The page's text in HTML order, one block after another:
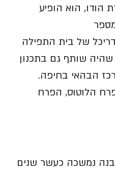
הודו, הוא הופיע
האדריכל של בית התפילה
שותף גם בתכנון
הבהאי בחיפה.
הלוטוס, הפרח
נמשכה כעשר שנים